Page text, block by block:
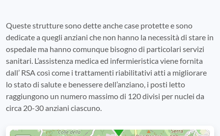
Queste strutture sono dette anche case protette e sono
dedicate a quegli anziani che non hanno la necessità di stare in
ospedale ma hanno comunque bisogno di particolari servizi
sanitari. L’assistenza medica ed infermieristica viene fornita
dall’ RSA così come i trattamenti riabilitativi atti a migliorare
lo stato di salute e benessere dell’anziano, i posti letto
raggiungono un numero massimo di 120 divisi per nuclei da
circa 20-30 anziani ciascuno.